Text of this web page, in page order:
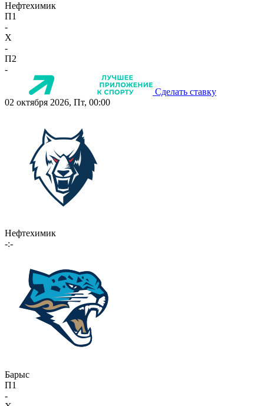
Нефтехимик
П1
-
X
-
П2
-
Сделать ставку
02 октября 2026, Пт, 00:00
Нефтехимик
-:-
Барыс
П1
-